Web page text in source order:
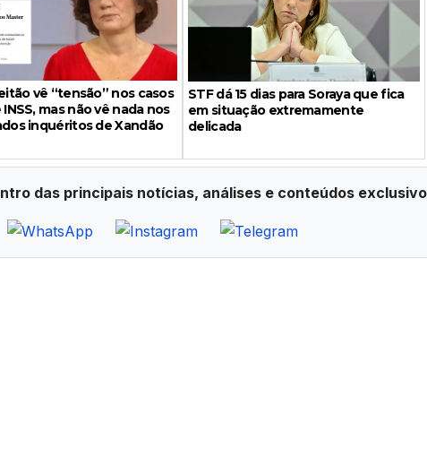
vê “tensão” nos casos
mas não vê nada nos
inquéritos de Xandão
STF dá 15 dias para Soraya que fica
em situação extremamente
delicada
das principais notícias, análises e conteúdos